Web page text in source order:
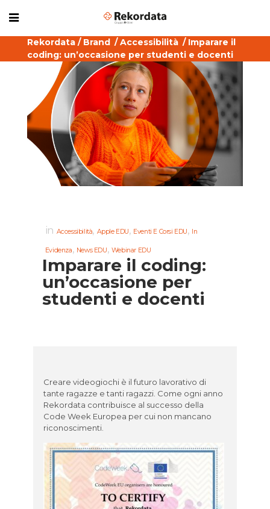
Rekordata / Brand /Accessibilità / Imparare il
coding: un’occasione per studenti e docenti
in Accessibilità, Apple EDU, Eventi E Corsi EDU, In
Evidenza, News EDU, Webinar EDU
Imparare il coding:
un’occasione per
studenti e docenti
Creare videogiochi è il futuro lavorativo di
tante ragazze e tanti ragazzi. Come ogni anno
Rekordata contribuisce al successo della
Code Week Europea per cui non mancano
riconoscimenti.